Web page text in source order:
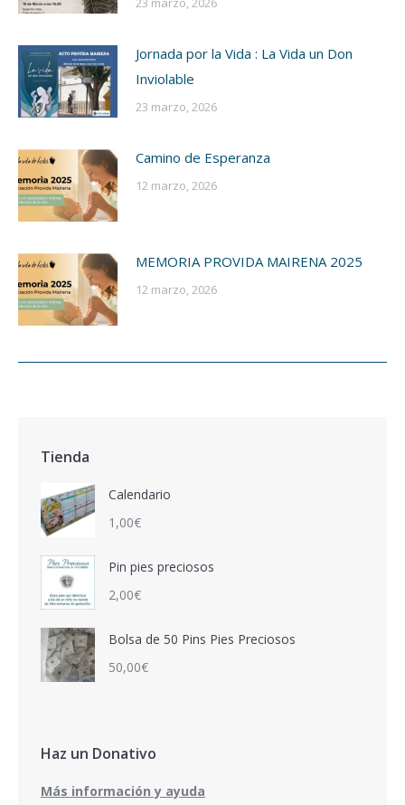
Jornada por la Vida : La Vida un Don
Inviolable
23 marzo, 2026
Camino de Esperanza
12 marzo, 2026
MEMORIA PROVIDA MAIRENA 2025
12 marzo, 2026
Tienda
Calendario
1,00€
Pin pies preciosos
2,00€
Bolsa de 50 Pins Pies Preciosos
50,00€
Haz un Donativo
Más información y ayuda